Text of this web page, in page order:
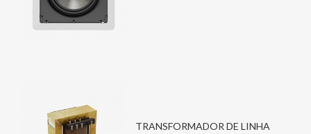
TRANSFORMADOR DE LINHA